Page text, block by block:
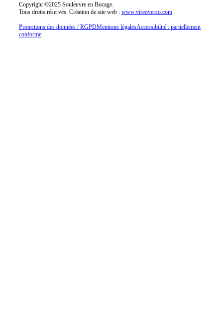
Copyright ©2025 Souleuvre en Bocage.
Tous droits réservés. Création de site web : www.vireoverso.com
Protections des données / RGPDMentions légalesAccessibilité : partiellement
conforme